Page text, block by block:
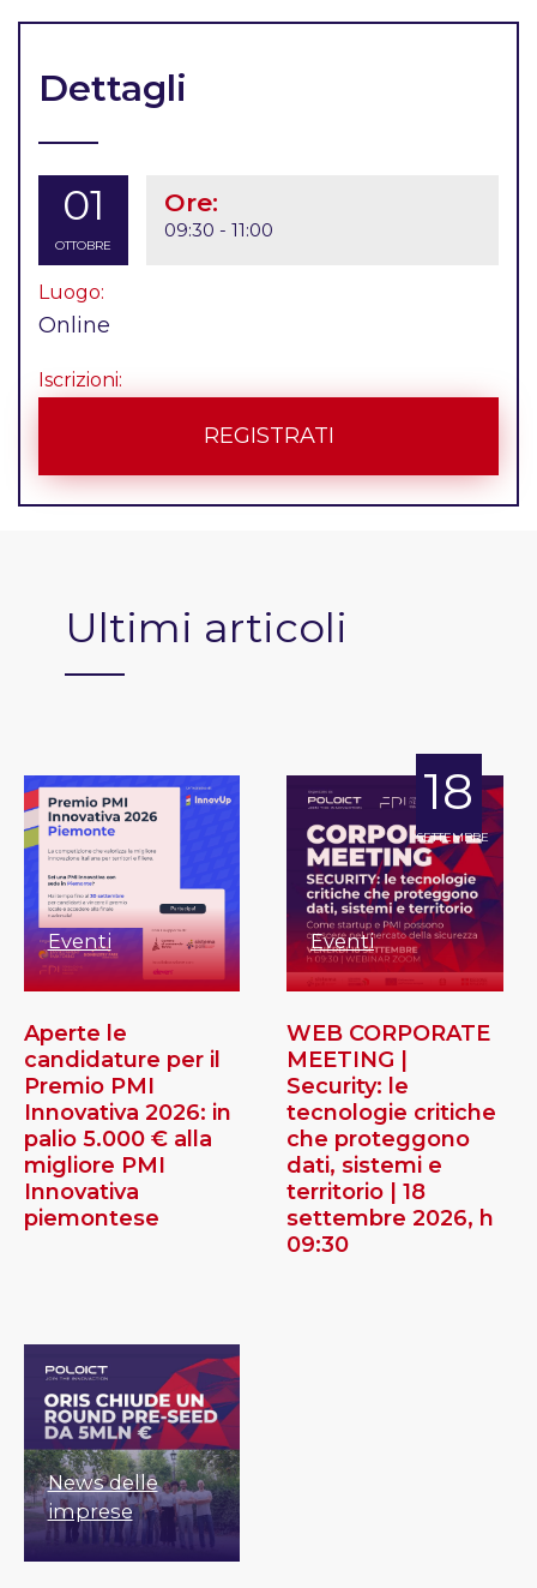
Dettagli
01
OTTOBRE
Ore:
09:30 - 11:00
Luogo:
Online
Iscrizioni:
REGISTRATI
Ultimi articoli
Eventi
Aperte le
candidature per il
Premio PMI
Innovativa 2026: in
palio 5.000 € alla
migliore PMI
Innovativa
piemontese
18
SETTEMBRE
Eventi
WEB CORPORATE
MEETING |
Security: le
tecnologie critiche
che proteggono
dati, sistemi e
territorio | 18
settembre 2026, h
09:30
News delle
imprese